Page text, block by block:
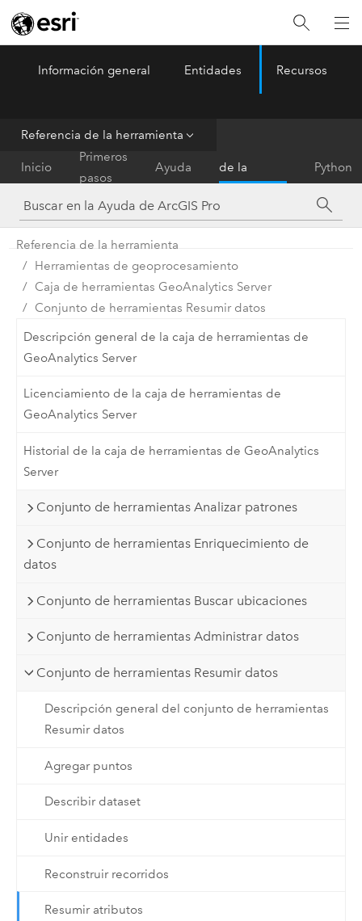
ArcGIS Pro Menu
Información general Entidades Recursos
Referencia de la herramienta
Inicio
Primeros
pasos
Ayuda
de la
herramienta
Python
Referencia de la herramienta
Herramientas de geoprocesamiento
Caja de herramientas GeoAnalytics Server
Conjunto de herramientas Resumir datos
Descripción general de la caja de herramientas de
GeoAnalytics Server
Licenciamiento de la caja de herramientas de
GeoAnalytics Server
Historial de la caja de herramientas de GeoAnalytics
Server
Conjunto de herramientas Analizar patrones
Conjunto de herramientas Enriquecimiento de
datos
Conjunto de herramientas Buscar ubicaciones
Conjunto de herramientas Administrar datos
Conjunto de herramientas Resumir datos
Descripción general del conjunto de herramientas
Resumir datos
Agregar puntos
Describir dataset
Unir entidades
Reconstruir recorridos
Resumir atributos